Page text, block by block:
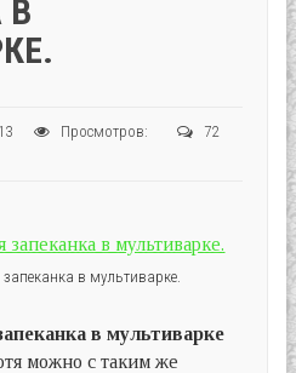
В
Просмотров:
72
в мультиварке.
в мультиварке
можно с таким же